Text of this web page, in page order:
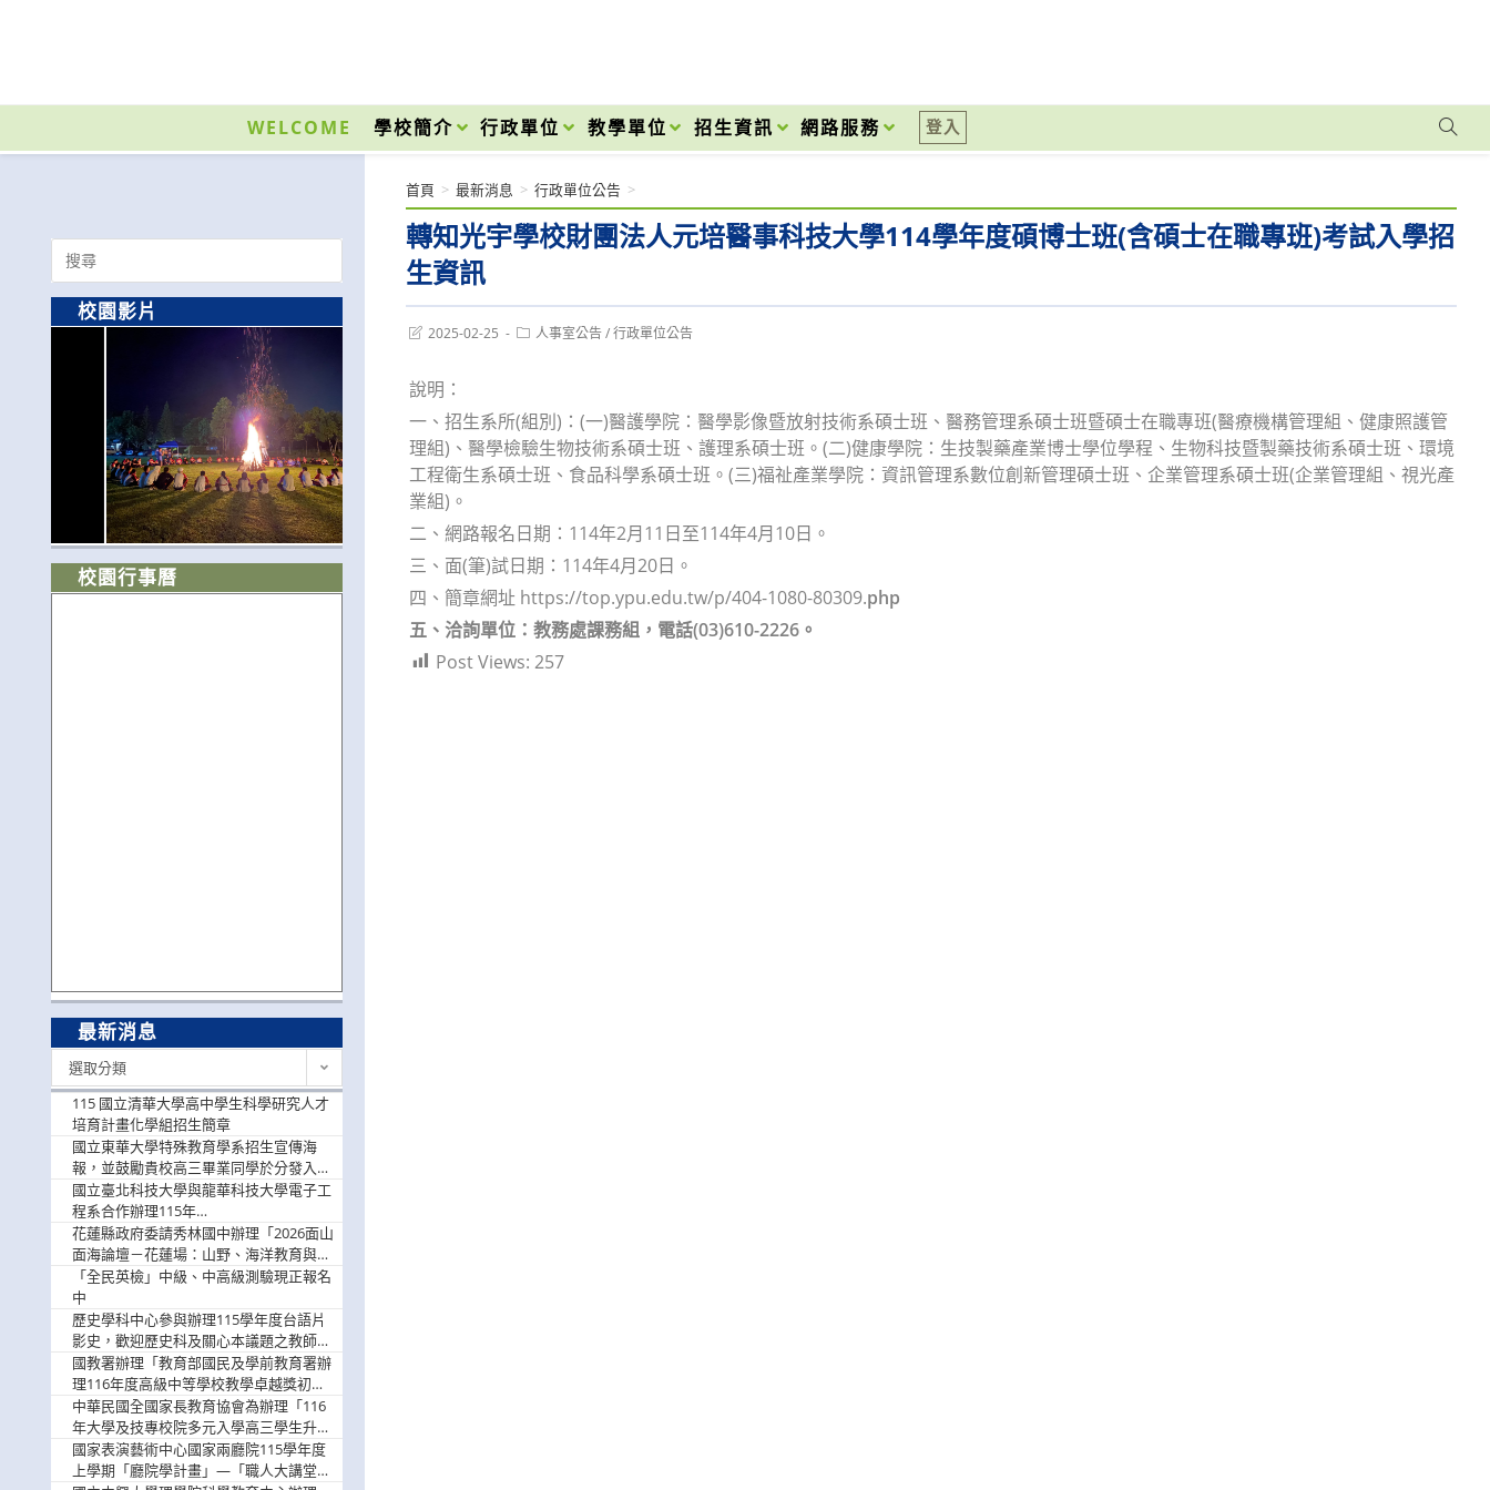
內
WELCOME 學校簡介 行政單位 教學單位 招生資訊 網路服務 登入
轉知光宇學校財團法人元培醫事科技大學114學年度碩博士班(含碩士在職專班)考試入學招
生資訊
首頁 > 最新消息 > 行政單位公告 >
Post2025-02-25
Post人事室公告 / 行政單位公告
說明：
一、招生系所(組別)：(一)醫護學院：醫學影像暨放射技術系碩士班、醫務管理系碩士班暨碩士在職專班(醫療機構管理組、健康照護管
理組)、醫學檢驗生物技術系碩士班、護理系碩士班。(二)健康學院：生技製藥產業博士學位學程、生物科技暨製藥技術系碩士班、環境
工程衛生系碩士班、食品科學系碩士班。(三)福祉產業學院：資訊管理系數位創新管理碩士班、企業管理系碩士班(企業管理組、視光產
業組)。
二、網路報名日期：114年2月11日至114年4月10日。
三、面(筆)試日期：114年4月20日。
四、簡章網址 https://top.ypu.edu.tw/p/404-1080-80309.php
五、洽詢單位：教務處課務組，電話(03)610-2226。
Post Views: 257
Search
for:
校園影片
校園行事曆
最新消息
選取分類
115 國立清華大學高中學生科學研究人才
培育計畫化學組招生簡章
國立東華大學特殊教育學系招生宣傳海
報，並鼓勵貴校高三畢業同學於分發入學
階段踴躍選填。
國立臺北科技大學與龍華科技大學電子工
程系合作辦理115年
「115.08.10~08.12「AI賦能應用於智慧半
導體研習營」，歡迎學生踴躍報名參加
花蓮縣政府委請秀林國中辦理「2026面山
面海論壇－花蓮場：山野、海洋教育與戶
外安全實務課程」，歡迎踴躍報名參加
「全民英檢」中級、中高級測驗現正報名
中
歷史學科中心參與辦理115學年度台語片
影史，歡迎歷史科及關心本議題之教師踴
躍報名參加
國教署辦理「教育部國民及學前教育署辦
理116年度高級中等學校教學卓越獎初選
實施計畫」，鼓勵教師踴躍報名
中華民國全國家長教育協會為辦理「116
年大學及技專校院多元入學高三學生升學
輔導家長說明會」
國家表演藝術中心國家兩廳院115學年度
上學期「廳院學計畫」—「職人大講堂」